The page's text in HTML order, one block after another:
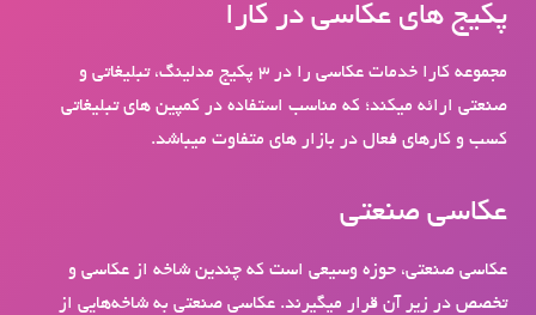
پکیج های عکاسی در کارا
مجموعه کارا خدمات عکاسی را در 3 پکیج مدلینگ، تبلیغاتی و
صنعتی ارائه می­کند؛ که مناسب استفاده در کمپین های تبلیغاتی
کسب و کارهای فعال در بازار های متفاوت می­باشد.
عکاسی صنعتی
عکاسی صنعتی، حوزه وسیعی است که چندین شاخه از عکاسی و
تخصص در زیر آن قرار می‎گیرند. عکاسی صنعتی به شاخه‎‌هایی از